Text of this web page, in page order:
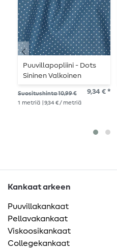
Puuvillapopliini - Dots
Sininen Valkoinen
Suositushinta 10,99 € 9,34 € *
1 metriä | 9,34 € / metriä
Kankaat arkeen
Puuvillakankaat
Pellavakankaat
Viskoosikankaat
Collegekankaat